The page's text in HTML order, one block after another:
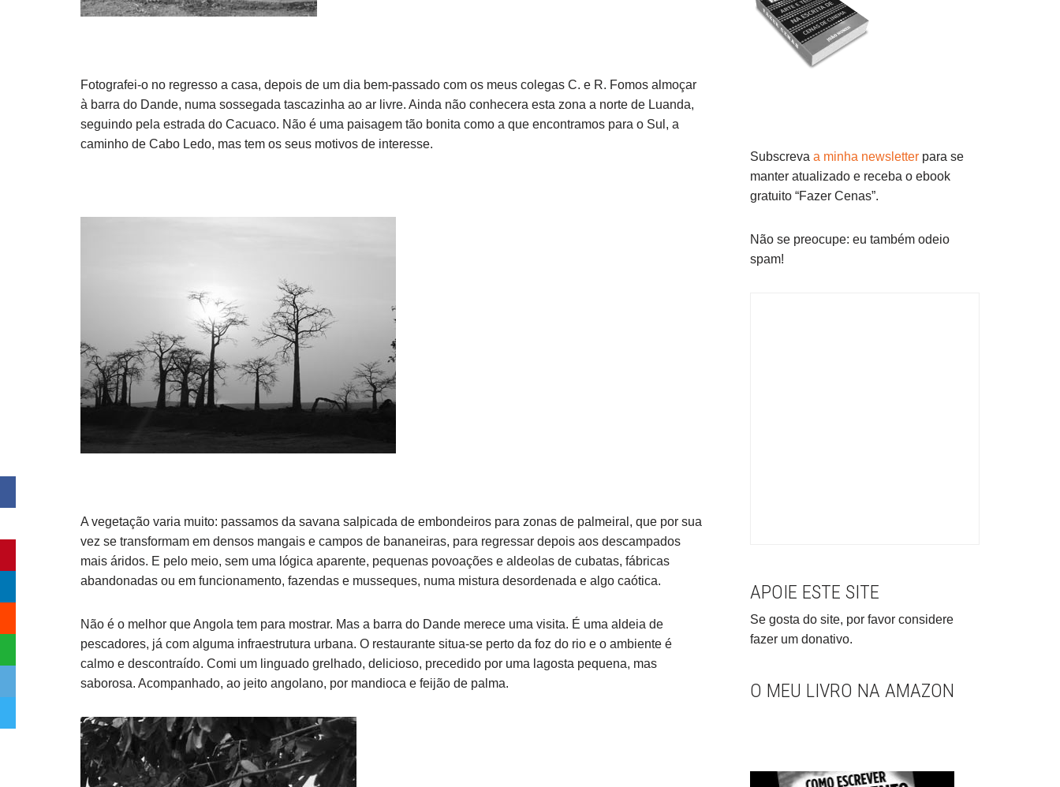
Fotografei-o no regresso a casa, depois de um dia bem-passado com os meus colegas C. e R. Fomos almoçar
à barra do Dande, numa sossegada tascazinha ao ar livre. Ainda não conhecera esta zona a norte de Luanda,
seguindo pela estrada do Cacuaco. Não é uma paisagem tão bonita como a que encontramos para o Sul, a
caminho de Cabo Ledo, mas tem os seus motivos de interesse.
A vegetação varia muito: passamos da savana salpicada de embondeiros para zonas de palmeiral, que por sua
vez se transformam em densos mangais e campos de bananeiras, para regressar depois aos descampados
mais áridos. E pelo meio, sem uma lógica aparente, pequenas povoações e aldeolas de cubatas, fábricas
abandonadas ou em funcionamento, fazendas e musseques, numa mistura desordenada e algo caótica.
Não é o melhor que Angola tem para mostrar. Mas a barra do Dande merece uma visita. É uma aldeia de
pescadores, já com alguma infraestrutura urbana. O restaurante situa-se perto da foz do rio e o ambiente é
calmo e descontraí­do. Comi um linguado grelhado, delicioso, precedido por uma lagosta pequena, mas
saborosa. Acompanhado, ao jeito angolano, por mandioca e feijão de palma.
Subscreva a minha newsletter para se
manter atualizado e receba o ebook
gratuito “Fazer Cenas”.
Não se preocupe: eu também odeio
spam!
APOIE ESTE SITE
Se gosta do site, por favor considere
fazer um donativo.
O MEU LIVRO NA AMAZON